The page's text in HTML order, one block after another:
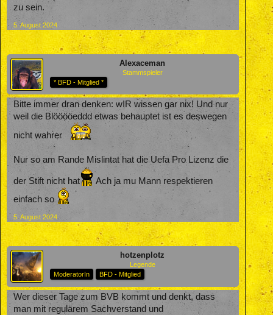
zu sein.
5. August 2024
Alexaceman
Stammspieler
* BFD - Mitglied *
Bitte immer dran denken: wIR wissen gar nix! Und nur
weil die Blööööeddd etwas behauptet ist es deswegen
nicht wahrer
Nur so am Rande Mislintat hat die Uefa Pro Lizenz die
der Stift nicht hat
Ach ja mu Mann respektieren
einfach so
5. August 2024
hotzenplotz
Legende
ModeratorIn
BFD - Mitglied
Wer dieser Tage zum BVB kommt und denkt, dass
man mit regulärem Sachverstand und